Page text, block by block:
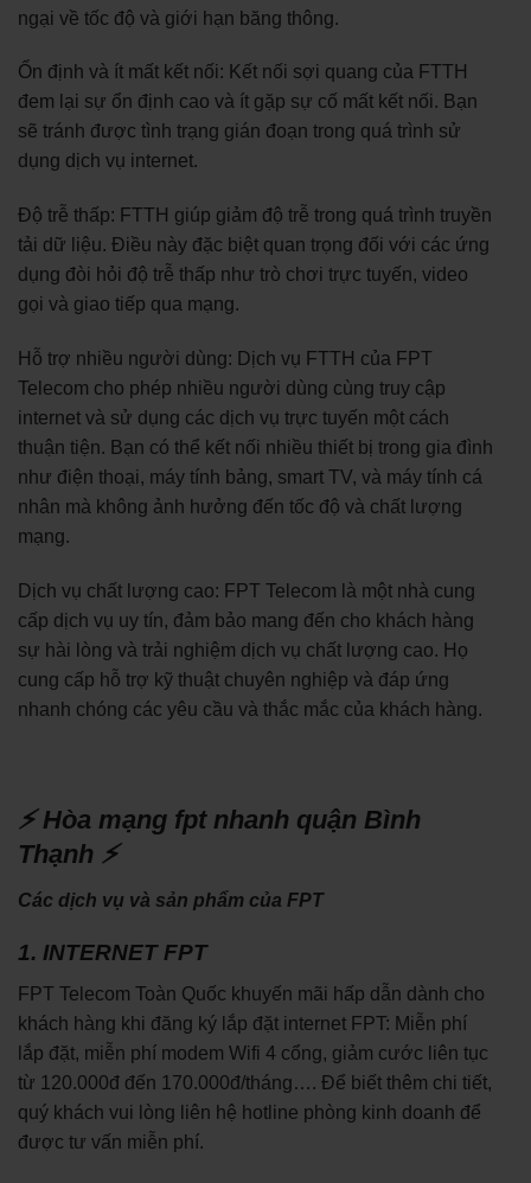
ngại về tốc độ và giới hạn băng thông.
Ổn định và ít mất kết nối: Kết nối sợi quang của FTTH
đem lại sự ổn định cao và ít gặp sự cố mất kết nối. Bạn
sẽ tránh được tình trạng gián đoạn trong quá trình sử
dụng dịch vụ internet.
Độ trễ thấp: FTTH giúp giảm độ trễ trong quá trình truyền
tải dữ liệu. Điều này đặc biệt quan trọng đối với các ứng
dụng đòi hỏi độ trễ thấp như trò chơi trực tuyến, video
gọi và giao tiếp qua mạng.
Hỗ trợ nhiều người dùng: Dịch vụ FTTH của FPT
Telecom cho phép nhiều người dùng cùng truy cập
internet và sử dụng các dịch vụ trực tuyến một cách
thuận tiện. Bạn có thể kết nối nhiều thiết bị trong gia đình
như điện thoại, máy tính bảng, smart TV, và máy tính cá
nhân mà không ảnh hưởng đến tốc độ và chất lượng
mạng.
Dịch vụ chất lượng cao: FPT Telecom là một nhà cung
cấp dịch vụ uy tín, đảm bảo mang đến cho khách hàng
sự hài lòng và trải nghiệm dịch vụ chất lượng cao. Họ
cung cấp hỗ trợ kỹ thuật chuyên nghiệp và đáp ứng
nhanh chóng các yêu cầu và thắc mắc của khách hàng.
⚡ Hòa mạng fpt nhanh quận Bình
Thạnh ⚡
Các dịch vụ và sản phẩm của FPT
1. INTERNET FPT
FPT Telecom Toàn Quốc khuyến mãi hấp dẫn dành cho
khách hàng khi đăng ký lắp đặt internet FPT: Miễn phí
lắp đặt, miễn phí modem Wifi 4 cổng, giảm cước liên tục
từ 120.000đ đến 170.000đ/tháng…. Để biết thêm chi tiết,
quý khách vui lòng liên hệ hotline phòng kinh doanh để
được tư vấn miễn phí.